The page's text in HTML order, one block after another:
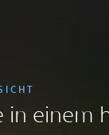
in einem